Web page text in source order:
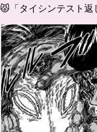
😾「タイシンテスト返